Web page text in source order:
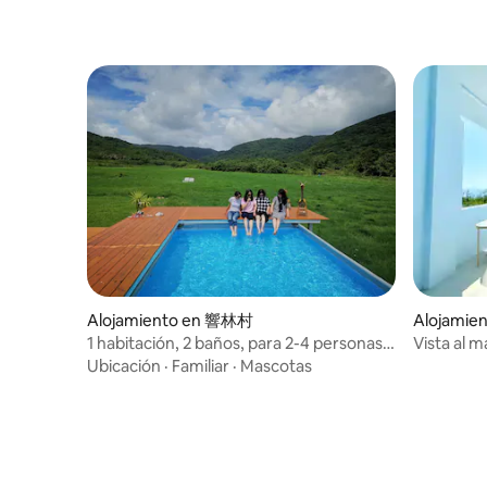
por la
cálido y
familiar,
ofrece
Alojamiento en 響林村
1 habitación, 2 baños, para 2-4 personas,
uso exclusivo de la casa, piscina, parrilla,
Ubicación · Familiar · Mascotas
hip
Vista al